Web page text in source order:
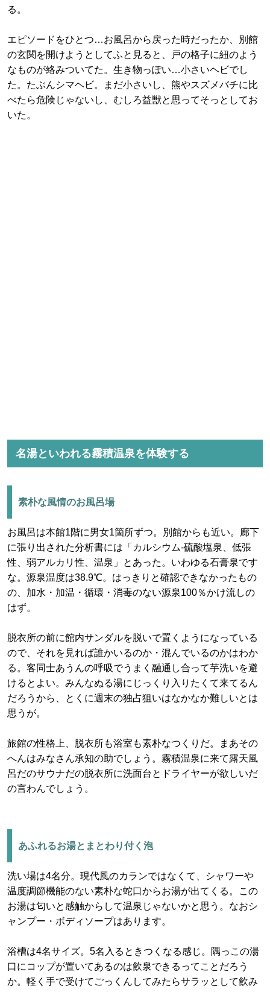
る。
エピソードをひとつ…お風呂から戻った時だったか、別館
の玄関を開けようとしてふと見ると、戸の格子に紐のよう
なものが絡みついてた。生き物っぽい…小さいヘビでし
た。たぶんシマヘビ。まだ小さいし、熊やスズメバチに比
べたら危険じゃないし、むしろ益獣と思ってそっとしてお
いた。
名湯といわれる霧積温泉を体験する
素朴な風情のお風呂場
お風呂は本館1階に男女1箇所ずつ。別館からも近い。廊下
に張り出された分析書には「カルシウム-硫酸塩泉、低張
性、弱アルカリ性、温泉」とあった。いわゆる石膏泉です
な。源泉温度は38.9℃。はっきりと確認できなかったもの
の、加水・加温・循環・消毒のない源泉100％かけ流しの
はず。
脱衣所の前に館内サンダルを脱いで置くようになっている
ので、それを見れば誰かいるのか・混んでいるのかはわか
る。客同士あうんの呼吸でうまく融通し合って芋洗いを避
けるとよい。みんなぬる湯にじっくり入りたくて来てるん
だろうから、とくに週末の独占狙いはなかなか難しいとは
思うが。
旅館の性格上、脱衣所も浴室も素朴なつくりだ。まあその
へんはみなさん承知の助でしょう。霧積温泉に来て露天風
呂だのサウナだの脱衣所に洗面台とドライヤーが欲しいだ
の言わんでしょう。
あふれるお湯とまとわり付く泡
洗い場は4名分。現代風のカランではなくて、シャワーや
温度調節機能のない素朴な蛇口からお湯が出てくる。この
お湯は匂いと感触からして温泉じゃないかと思う。なおシ
ャンプー・ボディソープはあります。
浴槽は4名サイズ。5名入るときつくなる感じ。隅っこの湯
口にコップが置いてあるのは飲泉できるってことだろう
か。軽く手で受けてごっくんしてみたらサラッとして飲み